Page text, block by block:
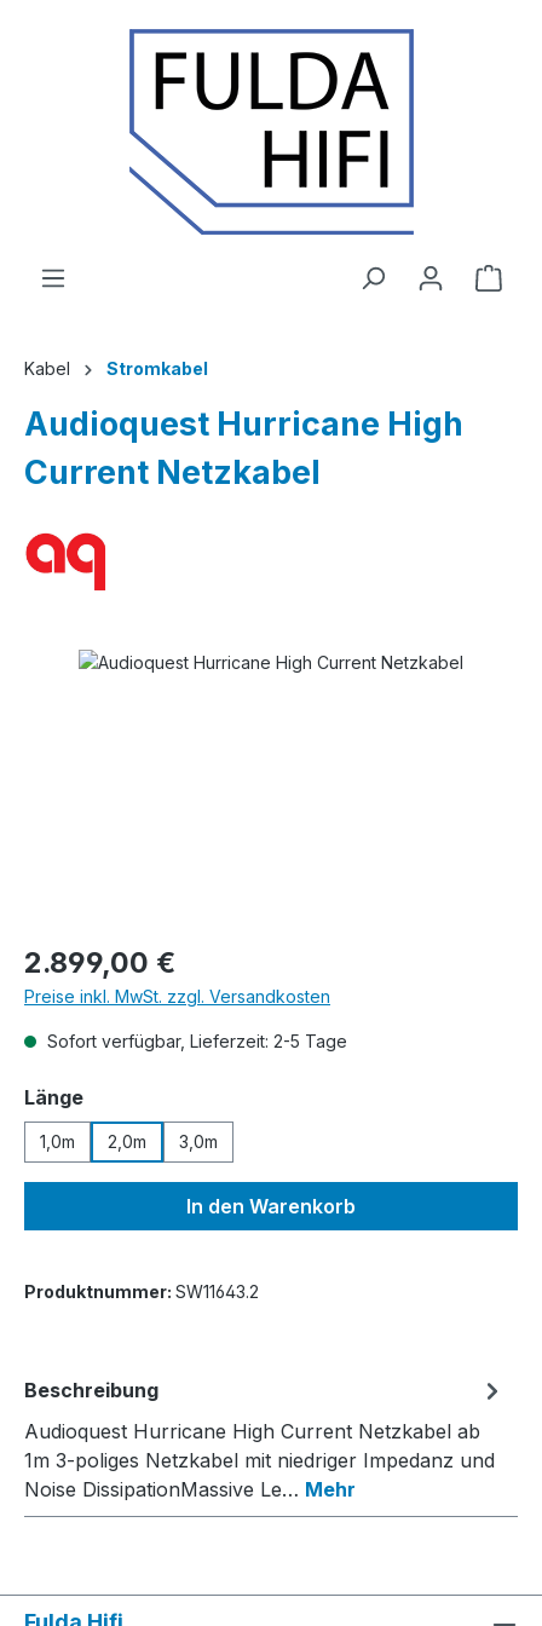
Zum Hauptinhalt springen
Kabel Stromkabel
Audioquest Hurricane High
Current Netzkabel
Bildergalerie überspringen
Regulärer Preis:
2.899,00 €
Preise inkl. MwSt. zzgl. Versandkosten
Sofort verfügbar, Lieferzeit: 2-5 Tage
Längeauswählen
1,0m 2,0m 3,0m
In den Warenkorb
Produktnummer: SW11643.2
Beschreibung
Audioquest Hurricane High Current Netzkabel ab
1m 3-poliges Netzkabel mit niedriger Impedanz und
Noise DissipationMassive Le… Mehr